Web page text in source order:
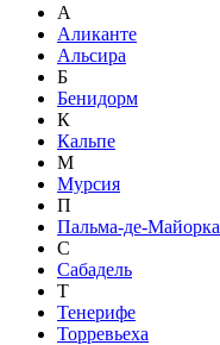
А
Аликанте
Альсира
Б
Бенидорм
К
Кальпе
М
Мурсия
П
Пальма-де-Майорка
С
Сабадель
Т
Тенерифе
Торревьеха